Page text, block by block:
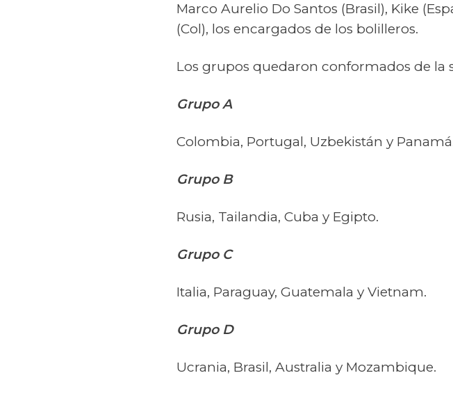
Marco Aurelio Do Santos (Brasil), Kike
(Col), los encargados de los bolilleros.
Los grupos quedaron conformados de la
Grupo A
Colombia, Portugal, Uzbekistán y
Grupo B
Rusia, Tailandia, Cuba y Egipto.
Grupo C
Italia, Paraguay, Guatemala y Vietnam.
Grupo D
Ucrania, Brasil, Australia y Mozambique.